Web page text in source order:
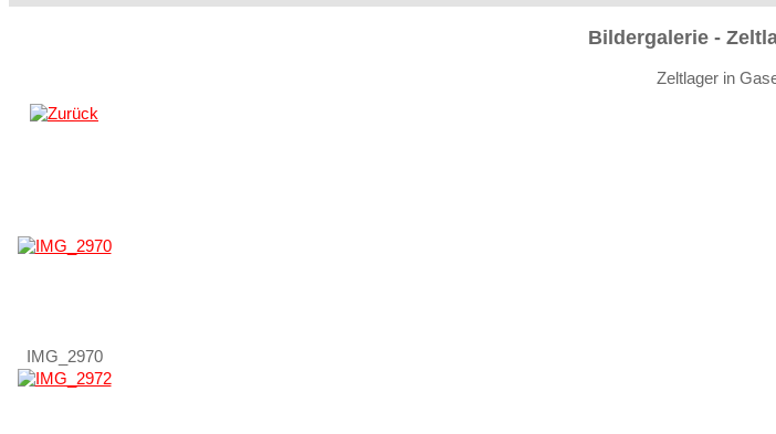
Bildergalerie -
Zeltlager in
IMG_2970